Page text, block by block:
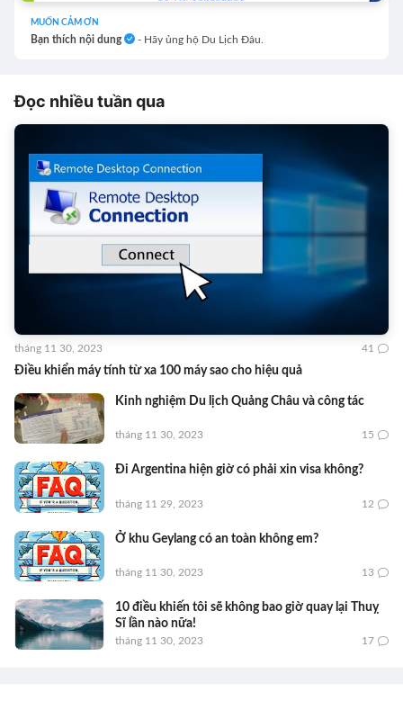
MUỐN CẢM ƠN
Bạn thích nội dung - Hãy ủng hộ Du Lịch Đâu.
Đọc nhiều tuần qua
Điều khiển máy tính từ xa 100 máy sao cho hiệu quả
tháng 11 30, 2023 41
Kinh nghiệm Du lịch Quảng Châu và công tác
tháng 11 30, 2023 15
Đi Argentina hiện giờ có phải xin visa không?
tháng 11 29, 2023 12
Ở khu Geylang có an toàn không em?
tháng 11 30, 2023 13
10 điều khiến tôi sẽ không bao giờ quay lại Thuỵ
Sĩ lần nào nữa!
tháng 11 30, 2023 17